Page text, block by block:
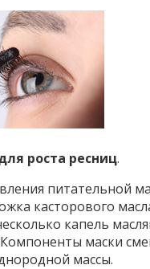
роста ресниц.
питательной
касторового
капель
маски
массы.